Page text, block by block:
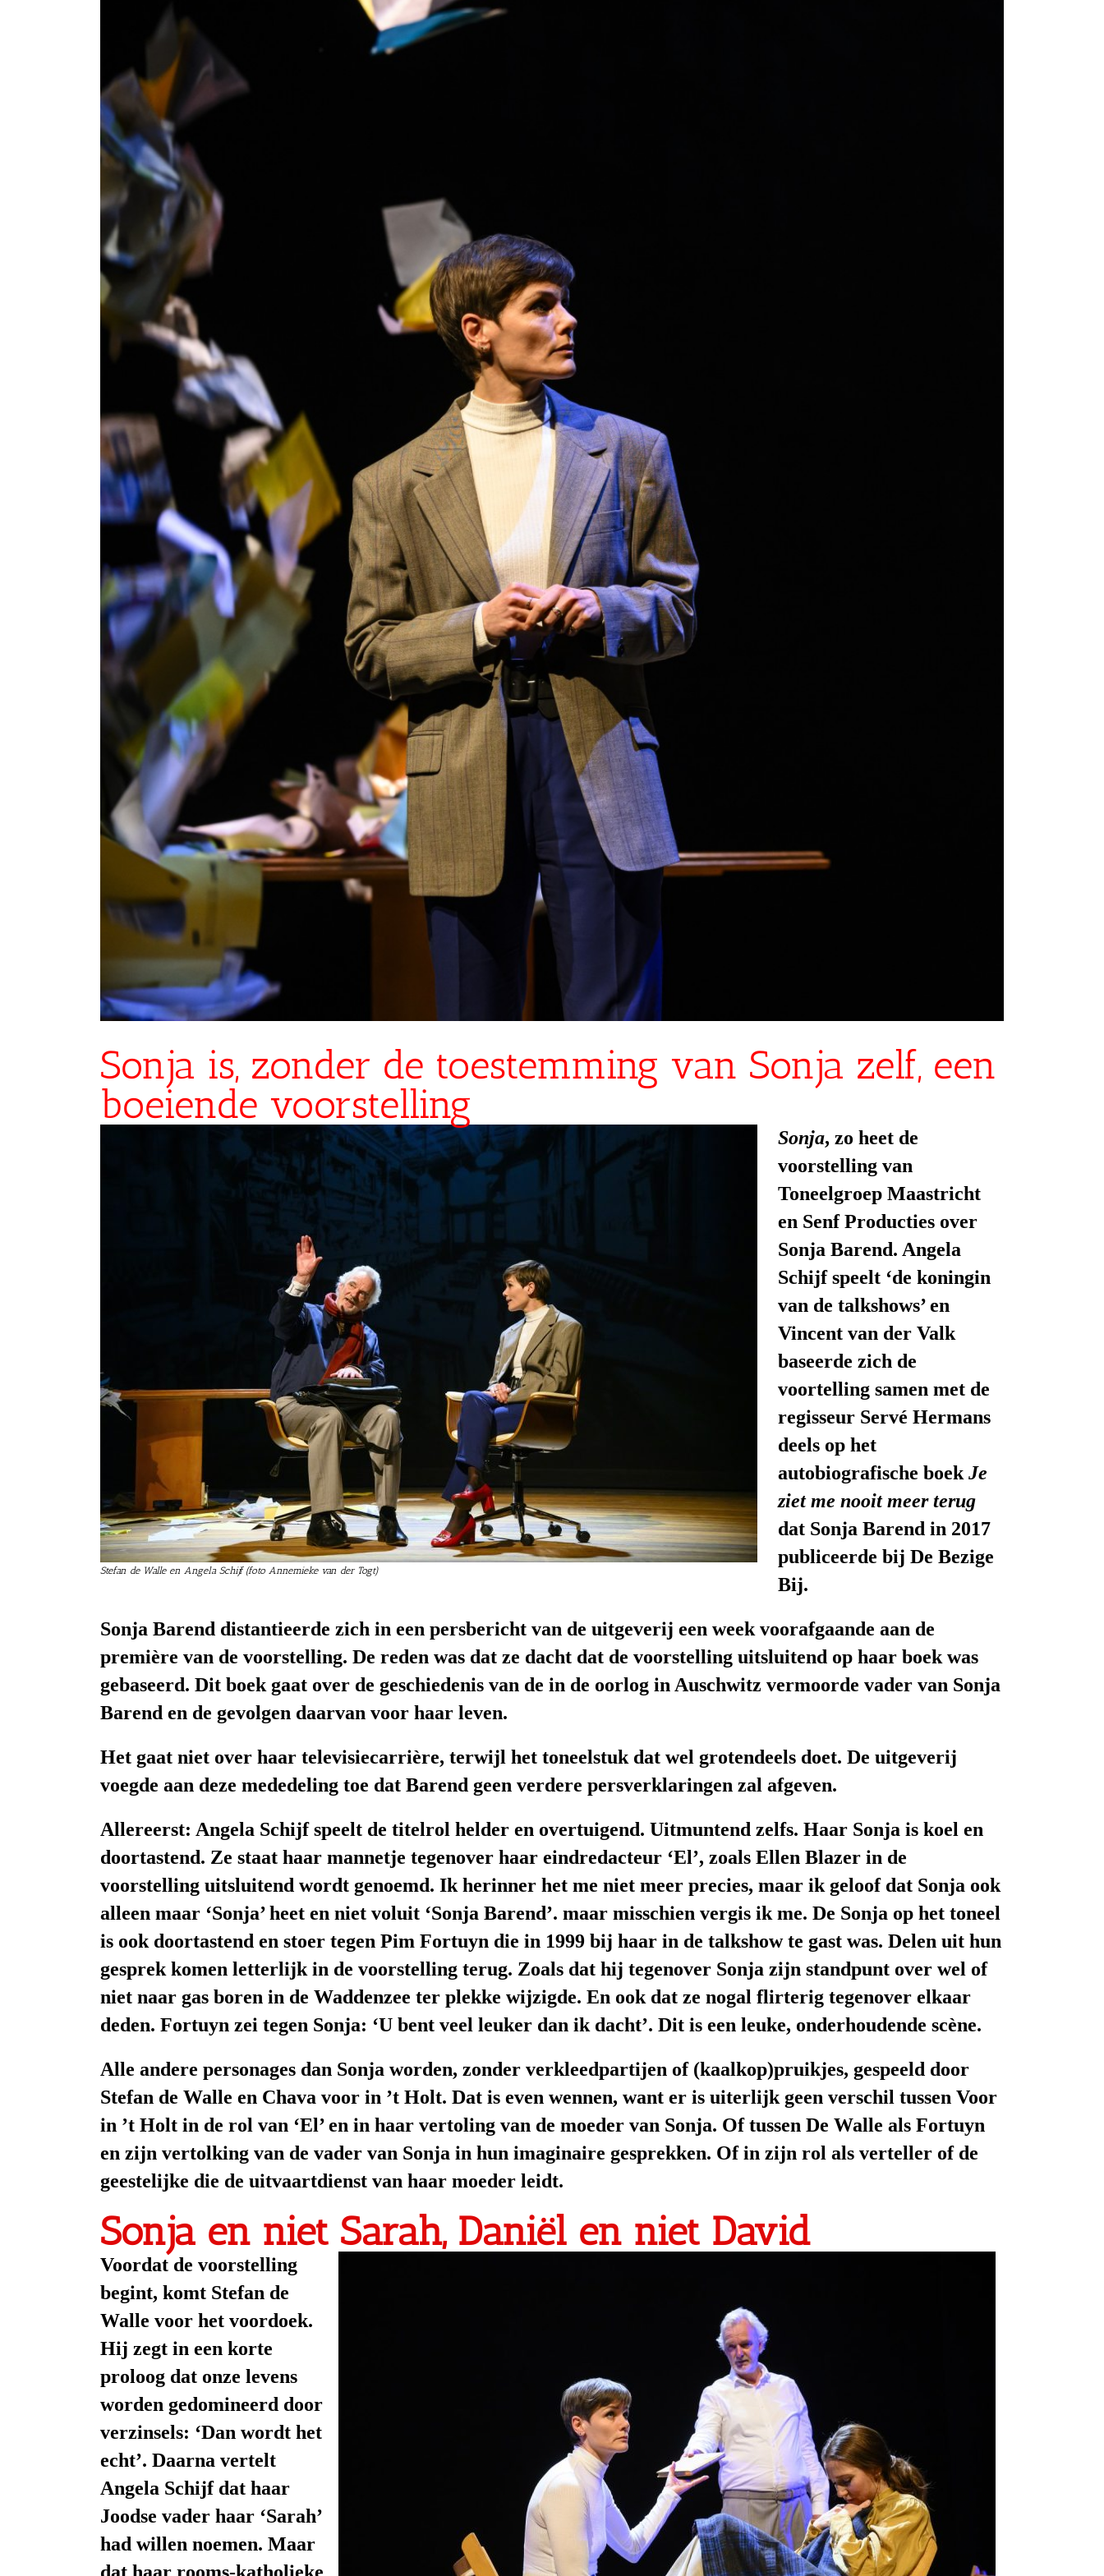
Sonja is, zonder de toestemming van Sonja zelf, een
boeiende voorstelling
Stefan de Walle en Angela Schijf (foto Annemieke van der Togt)
Sonja, zo heet de
voorstelling van
Toneelgroep Maastricht
en Senf Producties over
Sonja Barend. Angela
Schijf speelt ‘de koningin
van de talkshows’ en
Vincent van der Valk
baseerde zich de
voortelling samen met de
regisseur Servé Hermans
deels op het
autobiografische boek Je
ziet me nooit meer terug
dat Sonja Barend in 2017
publiceerde bij De Bezige
Bij.
Sonja Barend distantieerde zich in een persbericht van de uitgeverij een week voorafgaande aan de
première van de voorstelling. De reden was dat ze dacht dat de voorstelling uitsluitend op haar boek was
gebaseerd. Dit boek gaat over de geschiedenis van de in de oorlog in Auschwitz vermoorde vader van Sonja
Barend en de gevolgen daarvan voor haar leven.
Het gaat niet over haar televisiecarrière, terwijl het toneelstuk dat wel grotendeels doet. De uitgeverij
voegde aan deze mededeling toe dat Barend geen verdere persverklaringen zal afgeven.
Allereerst: Angela Schijf speelt de titelrol helder en overtuigend. Uitmuntend zelfs. Haar Sonja is koel en
doortastend. Ze staat haar mannetje tegenover haar eindredacteur ‘El’, zoals Ellen Blazer in de
voorstelling uitsluitend wordt genoemd. Ik herinner het me niet meer precies, maar ik geloof dat Sonja ook
alleen maar ‘Sonja’ heet en niet voluit ‘Sonja Barend’. maar misschien vergis ik me. De Sonja op het toneel
is ook doortastend en stoer tegen Pim Fortuyn die in 1999 bij haar in de talkshowte gast was. Delen uit hun
gesprek komen letterlijk in de voorstelling terug. Zoals dat hij tegenover Sonja zijn standpunt over wel of
niet naar gas boren in de Waddenzee ter plekke wijzigde. En ook dat ze nogal flirterig tegenover elkaar
deden. Fortuyn zei tegen Sonja: ‘U bent veel leuker dan ik dacht’. Dit is een leuke, onderhoudende scène.
Alle andere personages dan Sonja worden, zonder verkleedpartijen of (kaalkop)pruikjes, gespeeld door
Stefan de Walle en Chava voor in ’t Holt. Dat is even wennen, want er is uiterlijk geen verschil tussen Voor
in ’t Holt in de rol van ‘El’en in haar vertoling van de moeder van Sonja. Of tussen De Walle als Fortuyn
en zijn vertolking van de vader van Sonja in hun imaginaire gesprekken. Of in zijn rol als verteller of de
geestelijke die de uitvaartdienst van haar moeder leidt.
Sonja en niet Sarah, Daniël en niet David
Voordat de voorstelling
begint, komt Stefan de
Walle voor het voordoek.
Hij zegt in een korte
proloog dat onze levens
worden gedomineerd door
verzinsels: ‘Dan wordt het
echt’. Daarna vertelt
Angela Schijf dat haar
Joodse vader haar ‘Sarah’
had willen noemen. Maar